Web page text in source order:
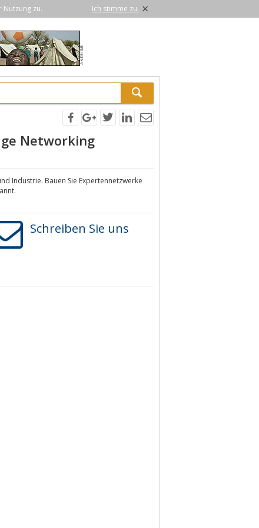
Nutzung zu. Ich stimme zu. ×
Networking
Industrie. Bauen Sie Expertennetzwerke
Schreiben Sie uns